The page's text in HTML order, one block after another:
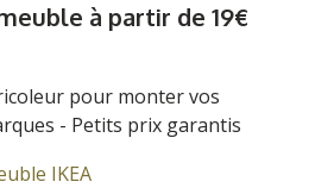
à partir de 19€
pour monter vos
- Petits prix garantis
IKEA